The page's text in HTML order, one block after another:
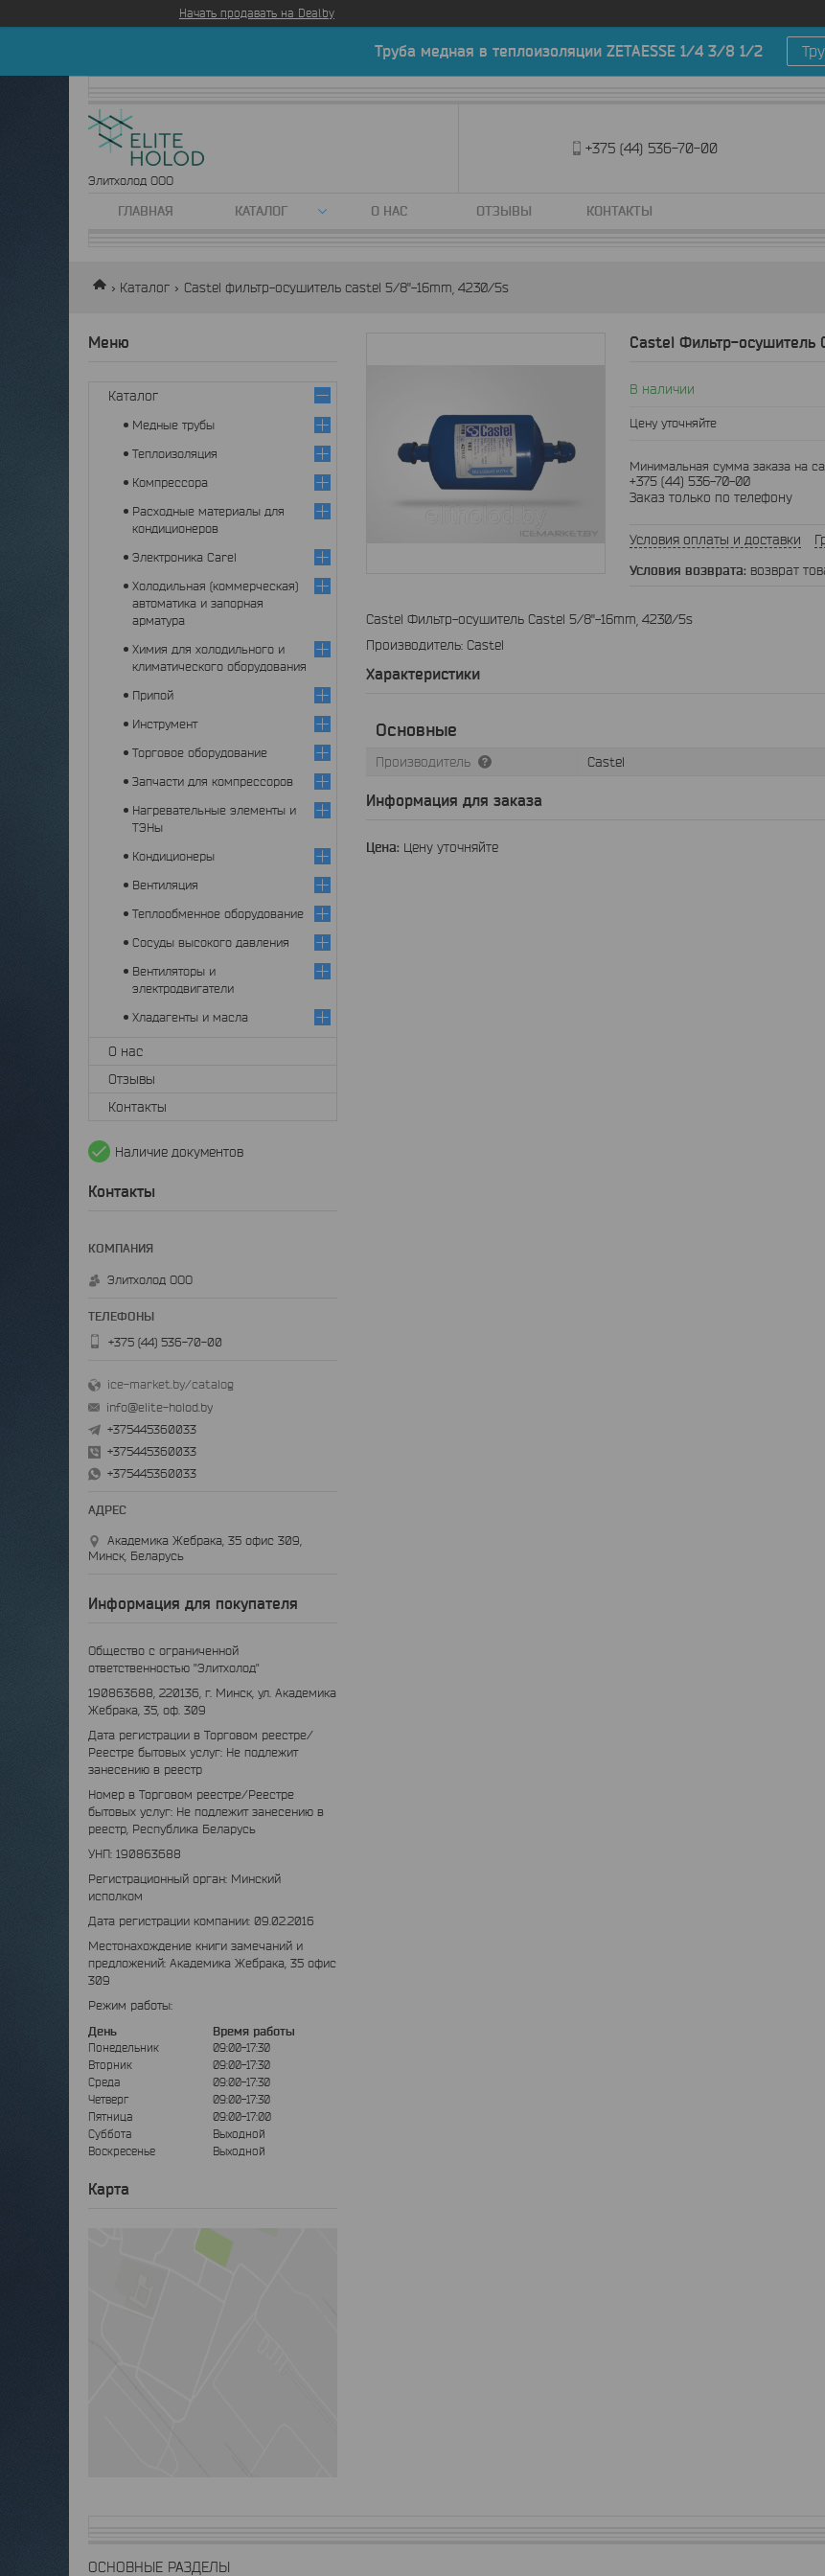
Начать продавать на Deal.by
Труба медная в теплоизоляции ZETAESSE 1/4 3/8 1/2
Элитхолод ООО
+375 (44) 536-70-00
ГЛАВНАЯ КАТАЛОГ О НАС ОТЗЫВЫ КОНТАКТЫ
Каталог Castel фильтр-осушитель castel 5/8"-16mm, 4230/5s
Castel Фильтр-
В наличии
Цену уточняйте
Минимальная сумма заказа на
+375 (44) 536-70-00
Заказ только по телефону
Условия оплаты и доставки
возврат
Castel Фильтр-осушитель Castel 5/8"-16mm, 4230/5s
Производитель: Castel
Характеристики
Основные
Производитель Castel
Информация для заказа
Цена: Цену уточняйте
Каталог
Медные трубы
Теплоизоляция
Компрессора
Расходные материалы для
кондиционеров
Электроника Carel
Холодильная (коммерческая)
автоматика и запорная
арматура
Химия для холодильного и
климатического оборудования
Припой
Инструмент
Торговое оборудование
Запчасти для компрессоров
Нагревательные элементы и
ТЭНы
Кондиционеры
Вентиляция
Теплообменное оборудование
Сосуды высокого давления
Вентиляторы и
электродвигатели
Хладагенты и масла
О нас
Отзывы
Контакты
Наличие документов
Контакты
Элитхолод ООО
+375 (44) 536-70-00
ice-market.by/catalog
info@elite-holod.by
+375445360033
+375445360033
+375445360033
Академика Жебрака, 35 офис 309,
Минск, Беларусь
Информация для покупателя
Общество с ограниченной
ответственностью "Элитхолод"
190863688, 220136, г. Минск, ул. Академика
Жебрака, 35, оф. 309
Дата регистрации в Торговом реестре/
Реестре бытовых услуг: Не подлежит
занесению в реестр
Номер в Торговом реестре/Реестре
бытовых услуг: Не подлежит занесению в
реестр, Республика Беларусь
УНП: 190863688
Регистрационный орган: Минский
исполком
Дата регистрации компании: 09.02.2016
Местонахождение книги замечаний и
предложений: Академика Жебрака, 35 офис
309
Режим работы:
День Время работы
Понедельник
09:00-17:30
Вторник
09:00-17:30
Среда
09:00-17:30
Четверг
09:00-17:30
Пятница
09:00-17:00
Суббота
Выходной
Воскресенье
Выходной
Карта
ОСНОВНЫЕ РАЗДЕЛЫ